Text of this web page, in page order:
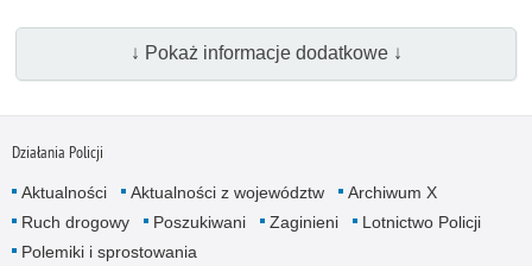
↓ Pokaż informacje dodatkowe ↓
Działania Policji
Aktualności Aktualności z województw
Archiwum X
Ruch drogowy
Poszukiwani Zaginieni
Lotnictwo Policji
Polemiki i sprostowania